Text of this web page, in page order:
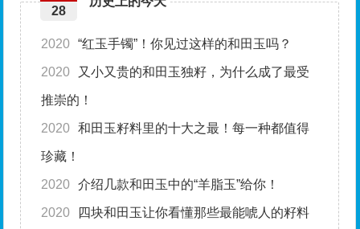
28
2020 “红玉手镯”！你见过这样的和田玉吗？
2020 又小又贵的和田玉独籽，为什么成了最受
推崇的！
2020 和田玉籽料里的十大之最！每一种都值得
珍藏！
2020 介绍几款和田玉中的“羊脂玉”给你！
2020 四块和田玉让你看懂那些最能唬人的籽料